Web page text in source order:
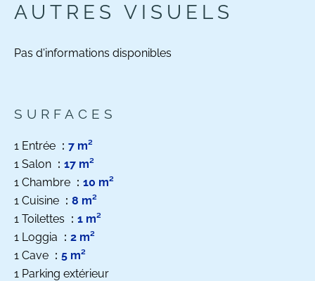
AUTRES VISUELS
Pas d'informations disponibles
SURFACES
1 Entrée
7 m²
1 Salon
17 m²
1 Chambre
10 m²
1 Cuisine
8 m²
1 Toilettes
1 m²
1 Loggia
2 m²
1 Cave
5 m²
1 Parking extérieur